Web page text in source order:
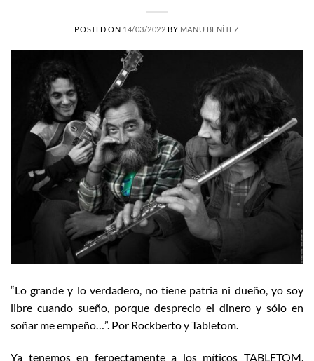
POSTED ON 14/03/2022 BY MANU BENÍTEZ
“Lo grande y lo verdadero, no tiene patria ni dueño, yo soy
libre cuando sueño, porque desprecio el dinero y sólo en
soñar me empeño…”. Por Rockberto y Tabletom.
Ya tenemos en ferpectamente a los míticos TABLETOM.